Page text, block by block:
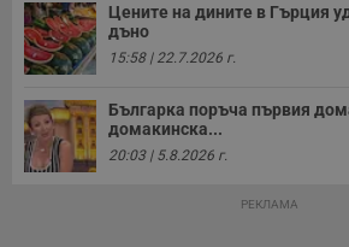
Цените на дините в Гърция
дъно
15:58 | 22.7.2026 г.
Българка поръча първия
домакинска...
20:03 | 5.8.2026 г.
РЕКЛАМА